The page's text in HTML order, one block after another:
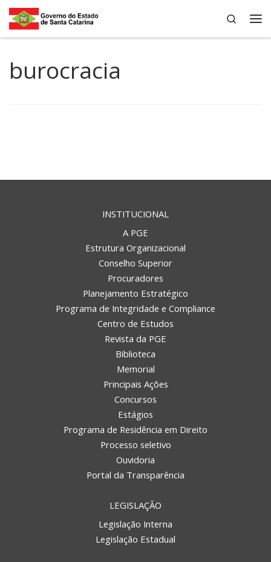
Skip to content
Search
burocracia
INSTITUCIONAL
A PGE
Estrutura Organizacional
Conselho Superior
Procuradores
Planejamento Estratégico
Programa de Integridade e Compliance
Centro de Estudos
Revista da PGE
Biblioteca
Memorial
Principais Ações
Concursos
Estágios
Programa de Residência em Direito
Processo seletivo
Ouvidoria
Portal da Transparência
LEGISLAÇÃO
Legislação Interna
Legislação Estadual